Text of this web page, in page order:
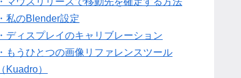
・私のBlender設定
・ディスプレイのキャリブレーション
・もうひとつの画像リファレンスツール
（Kuadro）